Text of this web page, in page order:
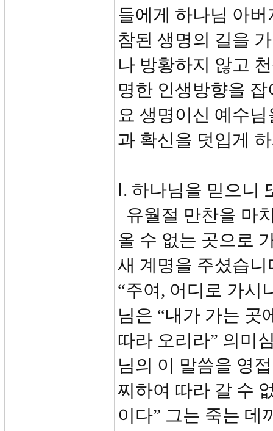
들에게 하나님 아
참된 생명의 길을
나 방황하지 않고
명한 인생방향을
요 생명이신 예수
과 확신을 덧입게
Ⅰ. 하나님을 믿으니
유월절 만찬을 마
올 수 없는 곳으로
새 계명을 주셨습
“주여, 어디로 가시
님은 “내가 가는 곳
따라 오리라” 의미
님의 이 말씀을 영
찌하여 따라 갈 수
이다” 그는 죽는 데